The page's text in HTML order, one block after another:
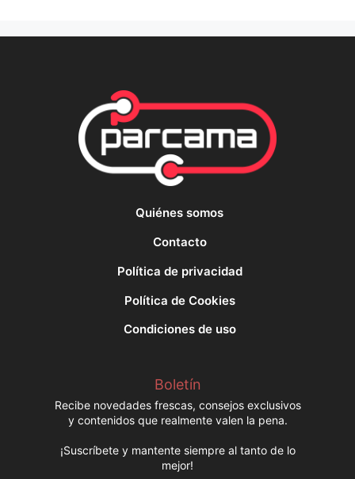
Quiénes somos
Contacto
Política de privacidad
Política de Cookies
Condiciones de uso
Boletín
Recibe novedades frescas, consejos exclusivos
y contenidos que realmente valen la pena.
¡Suscríbete y mantente siempre al tanto de lo
mejor!